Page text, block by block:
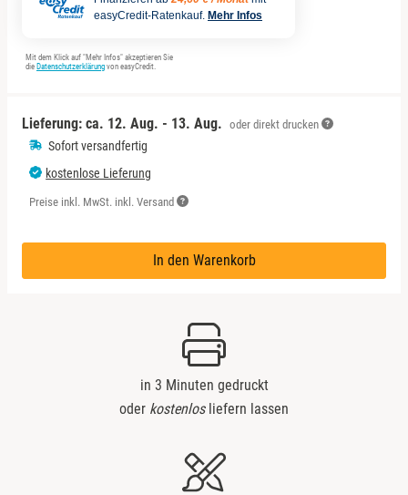
easyCredit-Ratenkauf. Mehr Infos
Mit dem Klick auf "Mehr Infos" akzeptieren Sie
die Datenschutzerklärung von easyCredit.
Lieferung: ca. 12. Aug. - 13. Aug. oder direkt drucken
Sofort versandfertig
kostenlose Lieferung
Preise inkl. MwSt. inkl. Versand
In den Warenkorb
in 3 Minuten gedruckt
oder kostenlosliefern lassen
Bochum
Bonn
Braunschweig